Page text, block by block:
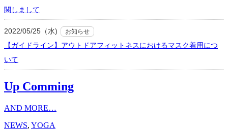
関しまして
2022/05/25（水) お知らせ
【ガイドライン】アウトドアフィットネスにおけるマスク着用につ
いて
Up Comming
AND MORE…
NEWS, YOGA